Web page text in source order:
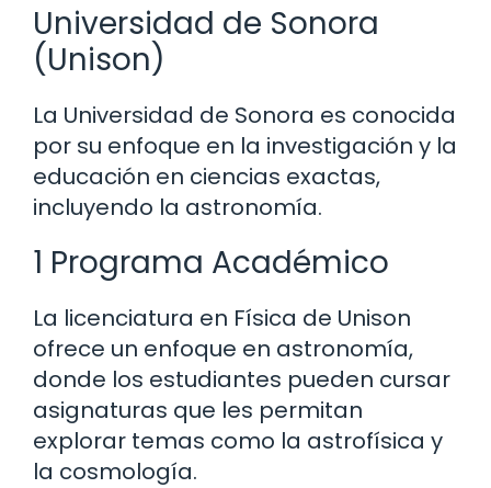
Universidad de Sonora
(Unison)
La Universidad de Sonora es conocida
por su enfoque en la investigación y la
educación en ciencias exactas,
incluyendo la astronomía.
1 Programa Académico
La licenciatura en Física de Unison
ofrece un enfoque en astronomía,
donde los estudiantes pueden cursar
asignaturas que les permitan
explorar temas como la astrofísica y
la cosmología.